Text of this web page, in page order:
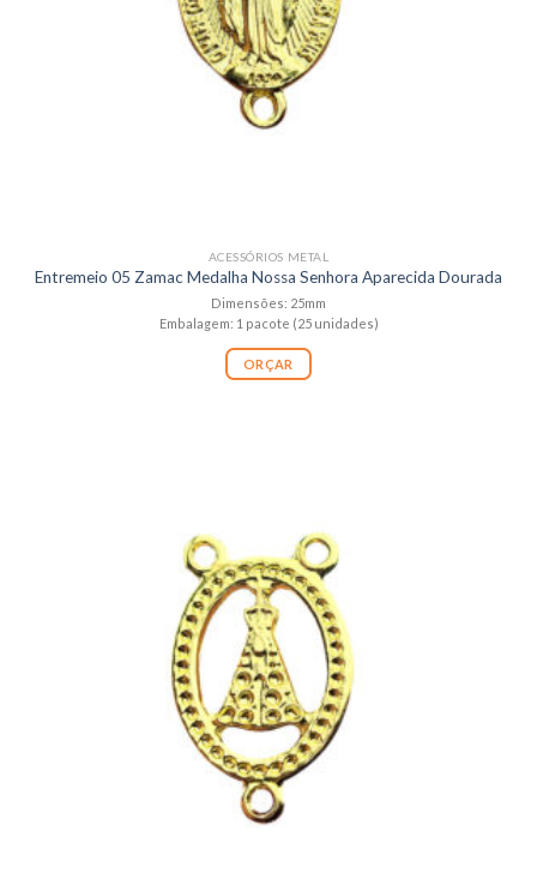
ACESSÓRIOS METAL
Entremeio 05 Zamac Medalha Nossa Senhora Aparecida Dourada
Dimensões: 25mm
Embalagem: 1 pacote (25 unidades)
ORÇAR